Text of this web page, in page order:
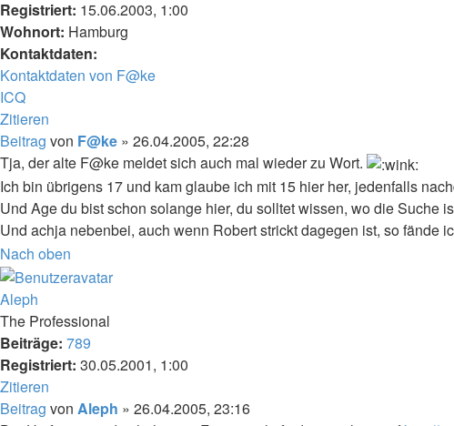
Registriert: 15.06.2003, 1:00
Wohnort: Hamburg
Kontaktdaten:
Kontaktdaten von F@ke
ICQ
Zitieren
Beitrag von F@ke » 26.04.2005, 22:28
Tja, der alte F@ke meldet sich auch mal wieder zu Wort.
Ich bin übrigens 17 und kam glaube ich mit 15 hier her, jedenfalls
Und Age du bist schon solange hier, du solltet wissen, wo die Suche
Und achja nebenbei, auch wenn Robert strickt dagegen ist, so fände
Nach oben
Aleph
The Professional
Beiträge: 789
Registriert: 30.05.2001, 1:00
Zitieren
Beitrag von Aleph » 26.04.2005, 23:16